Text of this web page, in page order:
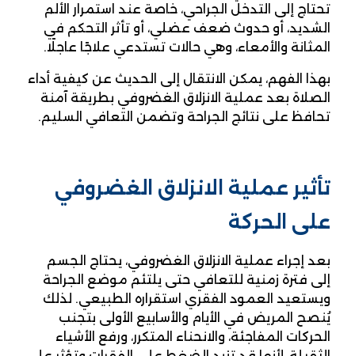
تحتاج إلى التدخل الجراحي، خاصة عند استمرار الألم
الشديد، أو حدوث ضعف عضلي، أو تأثر التحكم في
المثانة والأمعاء، وهي حالات تستدعي علاجًا عاجلًا.
بهذا الفهم، يمكن الانتقال إلى الحديث عن كيفية أداء
الصلاة بعد عملية الانزلاق الغضروفي بطريقة آمنة
تحافظ على نتائج الجراحة وتضمن التعافي السليم.
تأثير عملية الانزلاق الغضروفي
على الحركة
بعد إجراء عملية الانزلاق الغضروفي، يحتاج الجسم
إلى فترة زمنية للتعافي حتى يلتئم موضع الجراحة
ويستعيد العمود الفقري استقراره الطبيعي. لذلك
يُنصح المريض في الأيام والأسابيع الأولى بتجنب
الحركات المفاجئة، والانحناء المتكرر، ورفع الأشياء